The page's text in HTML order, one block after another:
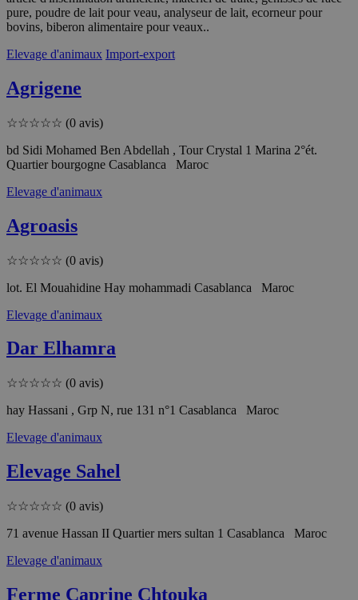
pure, poudre de lait pour veau, analyseur de lait, ecorneur pour
bovins, biberon alimentaire pour veaux..
Elevage d'animaux Import-export
Agrigene
☆☆☆☆☆ (0 avis)
bd Sidi Mohamed Ben Abdellah , Tour Crystal 1 Marina 2°ét.
Quartier bourgogne Casablanca Maroc
Elevage d'animaux
Agroasis
☆☆☆☆☆ (0 avis)
lot. El Mouahidine Hay mohammadi Casablanca Maroc
Elevage d'animaux
Dar Elhamra
☆☆☆☆☆ (0 avis)
hay Hassani , Grp N, rue 131 n°1 Casablanca Maroc
Elevage d'animaux
Elevage Sahel
☆☆☆☆☆ (0 avis)
71 avenue Hassan II Quartier mers sultan 1 Casablanca Maroc
Elevage d'animaux
Ferme Caprine Chtouka